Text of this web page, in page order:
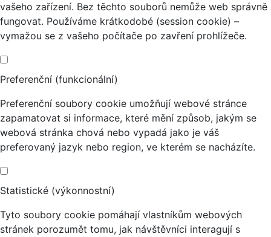
vašeho zařízení. Bez těchto souborů nemůže web správně
fungovat. Používáme krátkodobé (session cookie) –
vymažou se z vašeho počítače po zavření prohlížeče.
Preferenční (funkcionální)
Preferenční soubory cookie umožňují webové stránce
zapamatovat si informace, které mění způsob, jakým se
webová stránka chová nebo vypadá jako je váš
preferovaný jazyk nebo region, ve kterém se nacházíte.
Statistické (výkonnostní)
Tyto soubory cookie pomáhají vlastníkům webových
stránek porozumět tomu, jak návštěvníci interagují s